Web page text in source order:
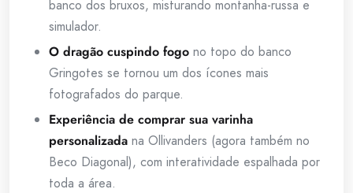
banco dos bruxos, misturando montanha-russa e
simulador.
O dragão cuspindo fogo no topo do banco
Gringotes se tornou um dos ícones mais
fotografados do parque.
Experiência de comprar sua varinha
personalizada na Ollivanders (agora também no
Beco Diagonal), com interatividade espalhada por
toda a área.